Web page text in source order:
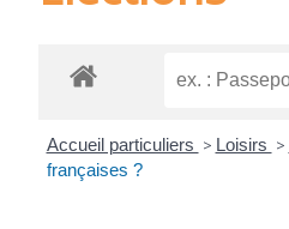
Accueil particuliers > Loisirs >
françaises ?